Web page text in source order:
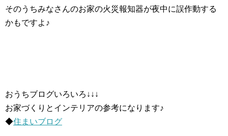
そのうちみなさんのお家の火災報知器が夜中に誤作動する
かもですよ♪
おうちブログいろいろ↓↓↓
お家づくりとインテリアの参考になります♪
◆住まいブログ